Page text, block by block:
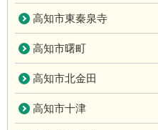
高知市東秦泉寺
高知市曙町
高知市北金田
高知市十津